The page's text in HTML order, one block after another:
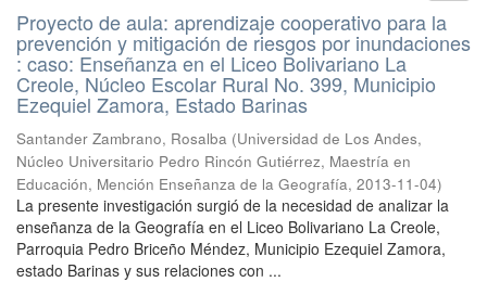
Proyecto de aula: aprendizaje cooperativo para la
prevención y mitigación de riesgos por inundaciones
: caso: Enseñanza en el Liceo Bolivariano La
Creole, Núcleo Escolar Rural No. 399, Municipio
Ezequiel Zamora, Estado Barinas
Santander Zambrano, Rosalba (Universidad de Los Andes,
Núcleo Universitario Pedro Rincón Gutiérrez, Maestría en
Educación, Mención Enseñanza de la Geografía, 2013-11-04)
La presente investigación surgió de la necesidad de analizar la
enseñanza de la Geografía en el Liceo Bolivariano La Creole,
Parroquia Pedro Briceño Méndez, Municipio Ezequiel Zamora,
estado Barinas y sus relaciones con ...